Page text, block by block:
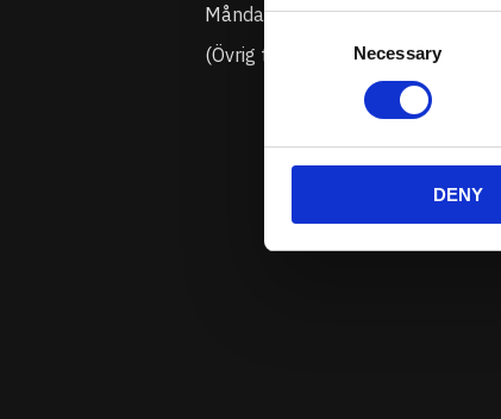
Consent
Selection
Necessary
DENY
Måndag - Fredag 10.00-12.00
(Övrig tid nås vi på mejl)